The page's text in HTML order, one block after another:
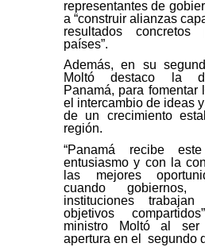
representantes de
a “construir alianzas
resultados concretos
países”.
Además, en su
Moltó destaco la
Panamá, para fomentar
el intercambio de ideas
de un crecimiento
región.
“Panamá recibe
entusiasmo y con la
las mejores
cuando gobiernos,
instituciones
objetivos
ministro Moltó al
apertura en el segundo